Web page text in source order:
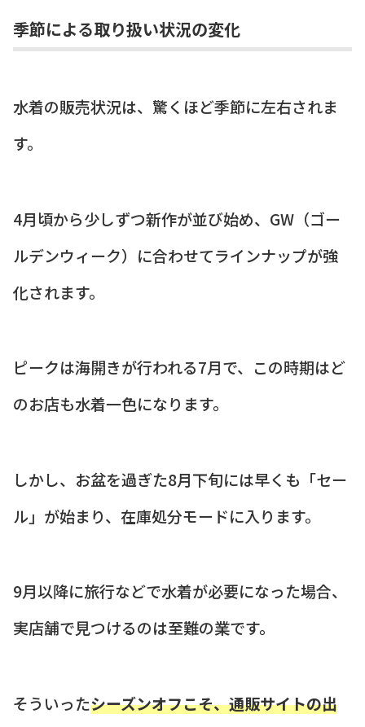
季節による取り扱い状況の変化
水着の販売状況は、驚くほど季節に左右されま
す。
4月頃から少しずつ新作が並び始め、GW（ゴー
ルデンウィーク）に合わせてラインナップが強
化されます。
ピークは海開きが行われる7月で、この時期はど
のお店も水着一色になります。
しかし、お盆を過ぎた8月下旬には早くも「セー
ル」が始まり、在庫処分モードに入ります。
9月以降に旅行などで水着が必要になった場合、
実店舗で見つけるのは至難の業です。
そういったシーズンオフこそ、通販サイトの出